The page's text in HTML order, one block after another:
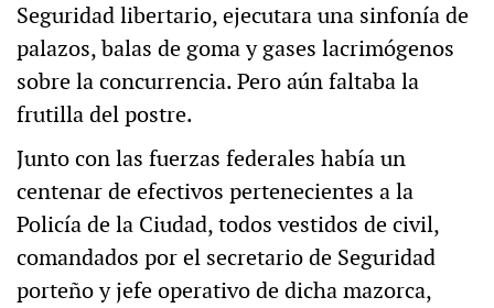
Seguridad libertario, ejecutara una sinfonía de
palazos, balas de goma y gases lacrimógenos
sobre la concurrencia. Pero aún faltaba la
frutilla del postre.
Junto con las fuerzas federales había un
centenar de efectivos pertenecientes a la
Policía de la Ciudad, todos vestidos de civil,
comandados por el secretario de Seguridad
porteño y jefe operativo de dicha mazorca,